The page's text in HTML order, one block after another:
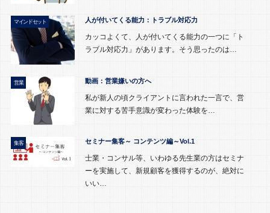
マインドセット 人が付いてくる能力：トラブル対応力
カッコよくて、人が付いてくる能力の一つに「ト
ラブル対応力」があります。そう思ったのは…
営業 動画：営業嫌いの方へ
私が新人の頃クライアントに言われた一言で、営
業に対する苦手意識が変わった体験を…
集客 セミナー集客～ コンテンツ編～Vol.1
士業・コンサル等、いわゆる先生業の方はセミナ
ーを実施して、新規顧客を獲得するのが、絶対に
いい…